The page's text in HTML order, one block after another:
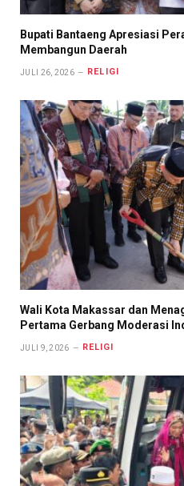
Bupati Bantaeng Apresiasi
Membangun Daerah
JULI 26, 2026 RELIGI
Wali Kota Makassar dan
Pertama Gerbang Moderasi
JULI 9, 2026 RELIGI